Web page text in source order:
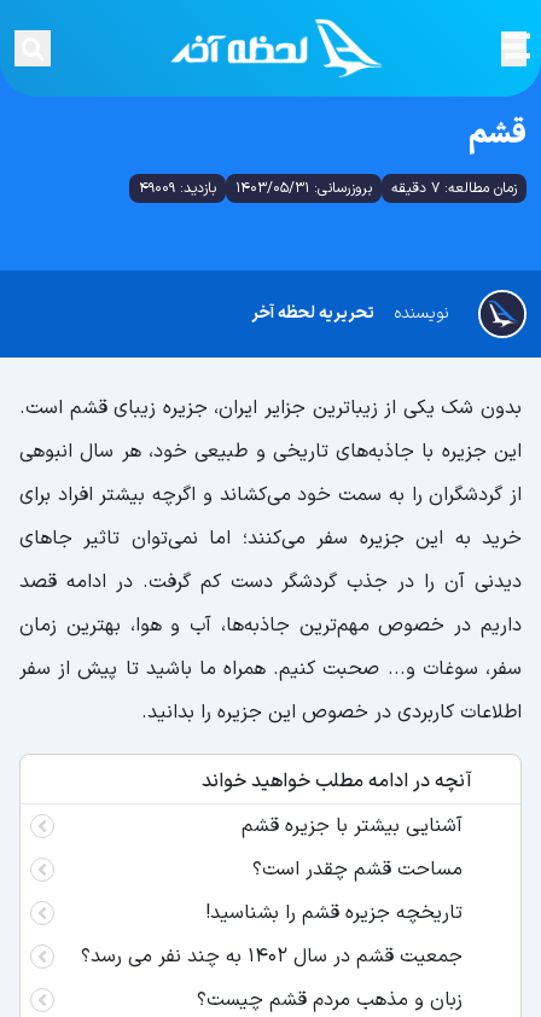
قشم
زمان مطالعه: 7 دقیقه بروزرسانی: 1403/05/31 بازدید: 49009
تحریریه لحظه آخر نویسنده
بدون شک یکی از زیباترین جزایر ایران، جزیره زیبای قشم است.
این جزیره با جاذبه‌های تاریخی و طبیعی خود، هر سال انبوهی
از گردشگران را به سمت خود می‌کشاند و اگرچه بیشتر افراد برای
خرید به این جزیره سفر می‌کنند؛ اما نمی‌توان تاثیر جاهای
دیدنی آن را در جذب گردشگر دست کم گرفت. در ادامه قصد
داریم در خصوص مهم‌ترین جاذبه‌ها، آب و هوا، بهترین زمان
سفر، سوغات و... صحبت کنیم. همراه ما باشید تا پیش از سفر
اطلاعات کاربردی در خصوص این جزیره را بدانید.
آنچه در ادامه مطلب خواهید خواند
آشنایی بیشتر با جزیره قشم
مساحت قشم چقدر است؟
تاریخچه جزیره قشم را بشناسید!
جمعیت قشم در سال 1402 به چند نفر می رسد؟
زبان و مذهب مردم قشم چیست؟